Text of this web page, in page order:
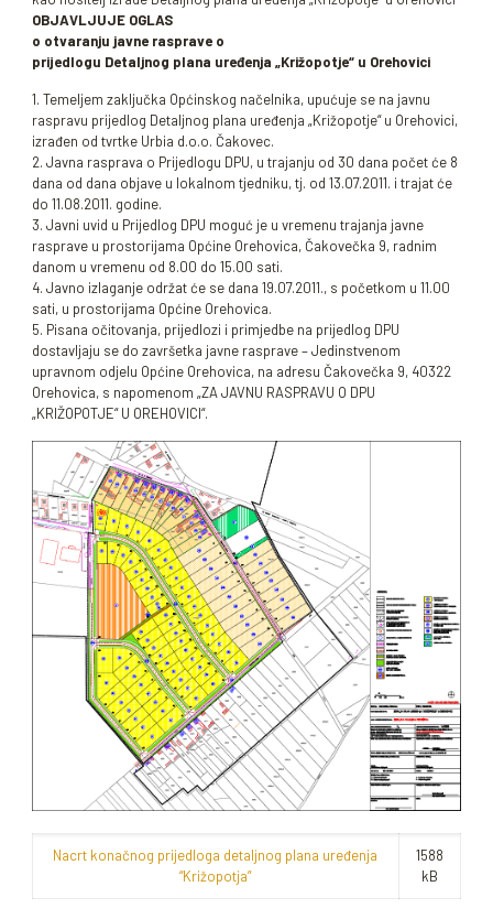
OBJAVLJUJE OGLAS
o otvaranju javne rasprave o
prijedlogu Detaljnog plana uređenja „Križopotje“ u Orehovici
1. Temeljem zaključka Općinskog načelnika, upućuje se na javnu
raspravu prijedlog Detaljnog plana uređenja „Križopotje“ u Orehovici,
izrađen od tvrtke Urbia d.o.o. Čakovec.
2. Javna rasprava o Prijedlogu DPU, u trajanju od 30 dana počet će 8
dana od dana objave u lokalnom tjedniku, tj. od 13.07.2011. i trajat će
do 11.08.2011. godine.
3. Javni uvid u Prijedlog DPU moguć je u vremenu trajanja javne
rasprave u prostorijama Općine Orehovica, Čakovečka 9, radnim
danom u vremenu od 8.00 do 15.00 sati.
4. Javno izlaganje održat će se dana 19.07.2011., s početkom u 11.00
sati, u prostorijama Općine Orehovica.
5. Pisana očitovanja, prijedlozi i primjedbe na prijedlog DPU
dostavljaju se do završetka javne rasprave – Jedinstvenom
upravnom odjelu Općine Orehovica, na adresu Čakovečka 9, 40322
Orehovica, s napomenom „ZA JAVNU RASPRAVU O DPU
„KRIŽOPOTJE“ U OREHOVICI“.
Nacrt konačnog prijedloga detaljnog plana uređenja
“Križopotja”
1588
kB